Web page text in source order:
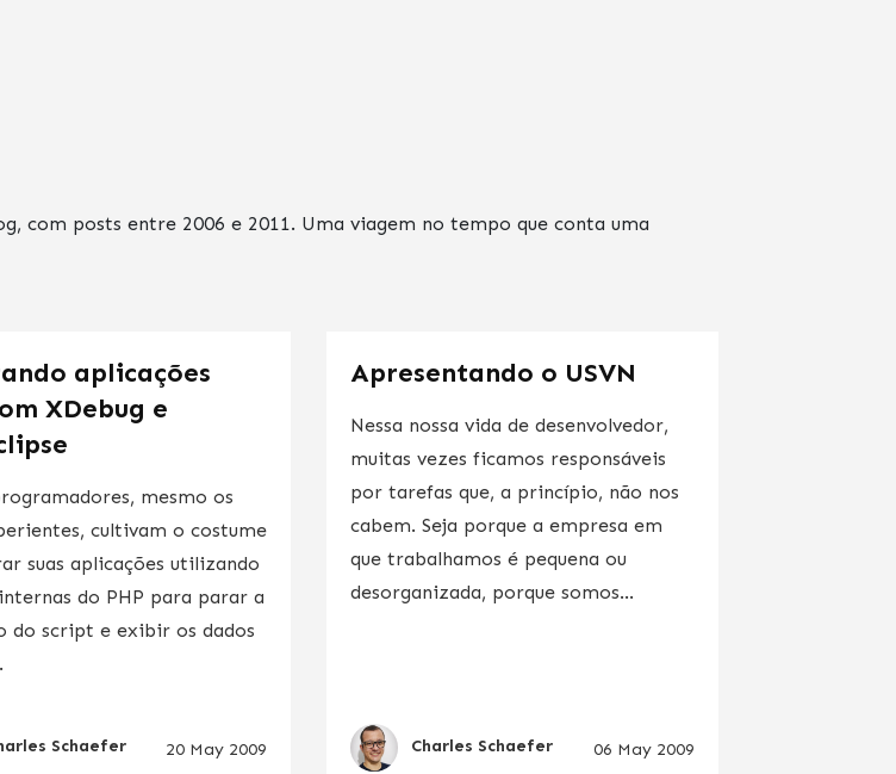
com posts entre 2006 e 2011. Uma viagem no tempo que conta uma
aplicações
XDebug e
mesmo os
cultivam o costume
suas aplicações utilizando
do PHP para parar a
do script e exibir os dados
Schaefer 20 May 2009
Apresentando o USVN
Nessa nossa vida de desenvolvedor,
muitas vezes ficamos responsáveis
por tarefas que, a princípio, não nos
cabem. Seja porque a empresa em
que trabalhamos é pequena ou
desorganizada, porque somos...
Charles Schaefer 06 May 2009